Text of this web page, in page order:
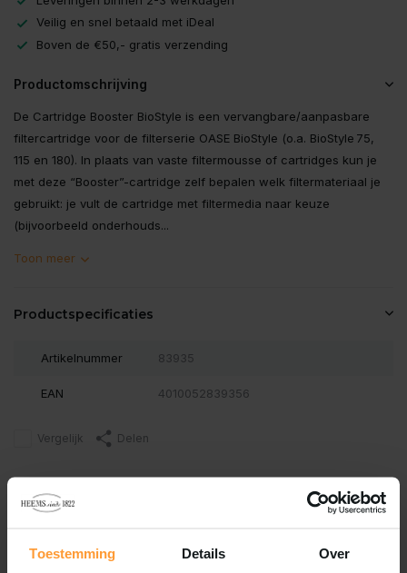
Toestemming Details Over
Veilig en snel betaald met iDeal
Boven de €50,- gratis verzending
Productomschrijving
De Cartridge Booster BioStyle is een vervangbare/aanpasbare
filtercartridge voor de filterserie OASE BioStyle (o.a. BioStyle 75,
115 en 180). In plaats van vaste filtermousse of cartridges kun je
met deze “Booster”-cartridge zelf bepalen welk filtermateriaal je
gebruikt: je vult de cartridge met filtermedia naar keuze
(bijvoorbeeld onderhouds...
Toon meer
Productspecificaties
Artikelnummer 83935
EAN 4010052839356
Vergelijk Delen
Reviews
0/ Based on 0 reviews